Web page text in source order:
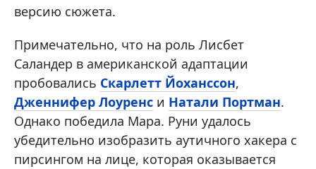
версию сюжета.
Примечательно, что на роль Лисбет
Саландер в американской адаптации
пробовались Скарлетт Йоханссон,
Дженнифер Лоуренс и Натали Портман.
Однако победила Мара. Руни удалось
убедительно изобразить аутичного хакера с
пирсингом на лице, которая оказывается